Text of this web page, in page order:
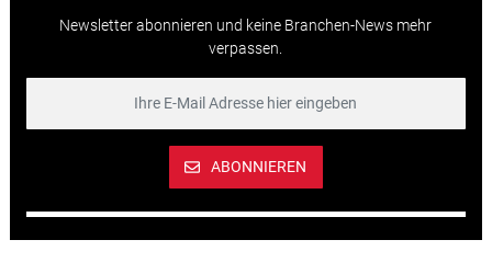
Newsletter abonnieren und keine Branchen-News mehr
verpassen.
ABONNIEREN